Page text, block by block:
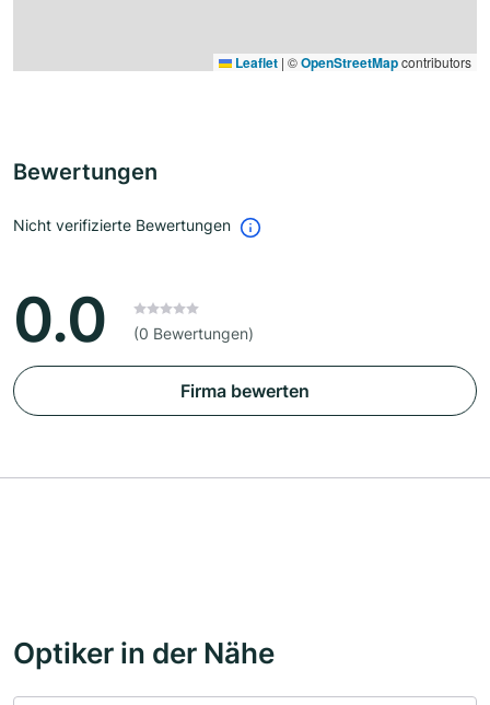
Leaflet | ©OpenStreetMapcontributors
Bewertungen
Nicht verifizierte Bewertungen
0.0 (0 Bewertungen)
Firma bewerten
Optiker in der Nähe